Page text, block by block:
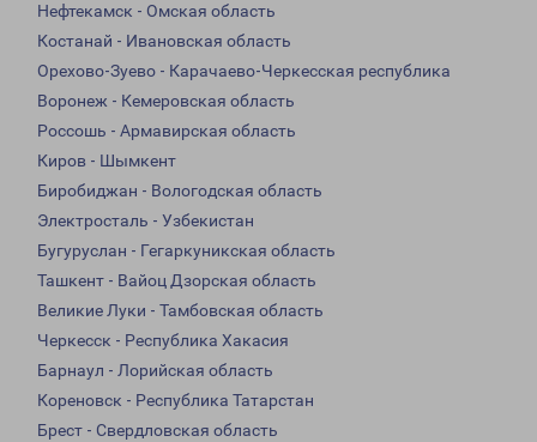
Нефтекамск - Омская область
Костанай - Ивановская область
Орехово-Зуево - Карачаево-Черкесская республика
Воронеж - Кемеровская область
Россошь - Армавирская область
Киров - Шымкент
Биробиджан - Вологодская область
Электросталь - Узбекистан
Бугуруслан - Гегаркуникская область
Ташкент - Вайоц Дзорская область
Великие Луки - Тамбовская область
Черкесск - Республика Хакасия
Барнаул - Лорийская область
Кореновск - Республика Татарстан
Брест - Свердловская область